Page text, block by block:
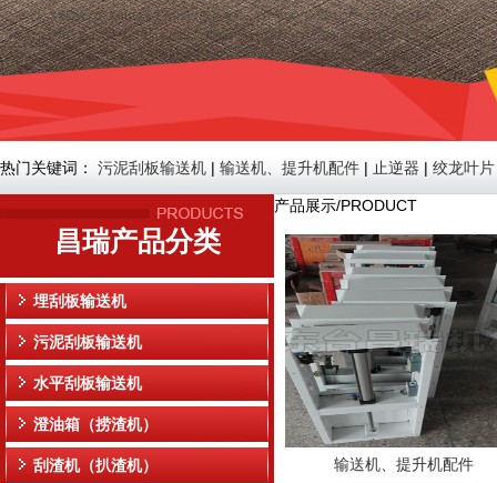
热门关键词： 污泥刮板输送机 | 输送机、提升机配件 | 止逆器 | 绞龙叶片
昌瑞产品分类
埋刮板输送机
污泥刮板输送机
水平刮板输送机
澄油箱（捞渣机）
刮渣机（扒渣机）
产品展示/PRODUCT
输送机、提升机配件